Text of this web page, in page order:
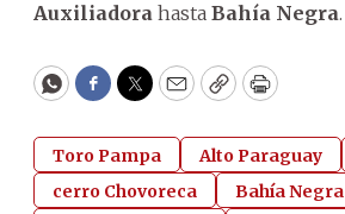
Auxiliadora hasta Bahía Negra.
WhatsApp
Facebook
Twitter
EmailCopyPrint
Toro Pampa Alto Paraguay
cerro Chovoreca
Bahía Negra